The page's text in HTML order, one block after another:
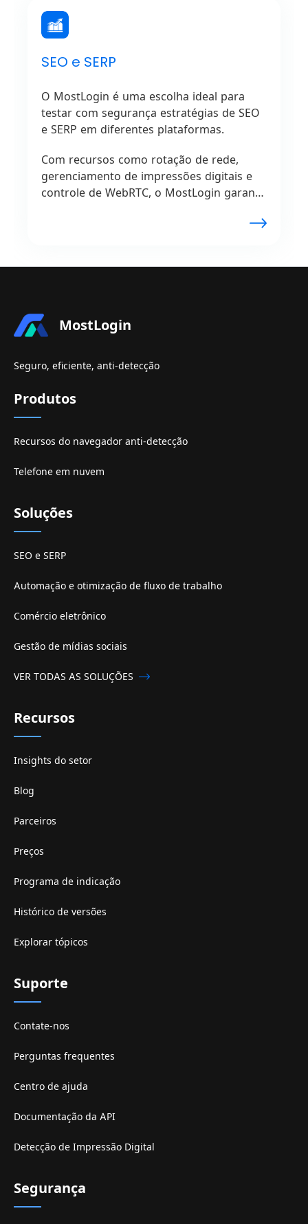
SEO e SERP
O MostLogin é uma escolha ideal para
testar com segurança estratégias de SEO
e SERP em diferentes plataformas.
Com recursos como rotação de rede,
gerenciamento de impressões digitais e
controle de WebRTC, o MostLogin garante
MostLogin
Seguro, eficiente, anti-detecção
Produtos
Recursos do navegador anti-detecção
Telefone em nuvem
Soluções
SEO e SERP
Automação e otimização de fluxo de trabalho
Comércio eletrônico
Gestão de mídias sociais
VER TODAS AS SOLUÇÕES
Recursos
Insights do setor
Blog
Parceiros
Preços
Programa de indicação
Histórico de versões
Explorar tópicos
Suporte
Contate-nos
Perguntas frequentes
Centro de ajuda
Documentação da API
Detecção de Impressão Digital
Segurança